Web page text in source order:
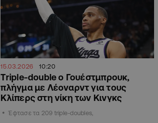
15.03.2026 10:20
Triple-double ο Γουέστμπρουκ,
πλήγμα με Λέοναρντ για τους
Κλίπερς στη νίκη των Κινγκς
Έφτασε τα 209 triple-doubles,